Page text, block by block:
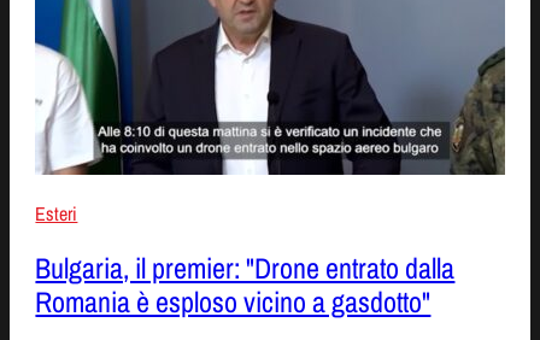
Esteri
Bulgaria, il premier: "Drone entrato dalla
Romania è esploso vicino a gasdotto"